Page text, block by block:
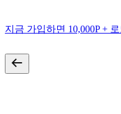
지금 가입하면 10,000P +